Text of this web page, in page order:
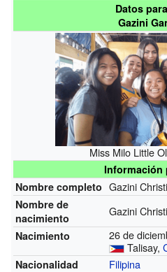
Datos
Gazini
Miss Milo Little
Información
Nombre completo Gazini
Nombre de
nacimiento
Gazini
Nacimiento
26 de
Talisay,
Nacionalidad Filipina